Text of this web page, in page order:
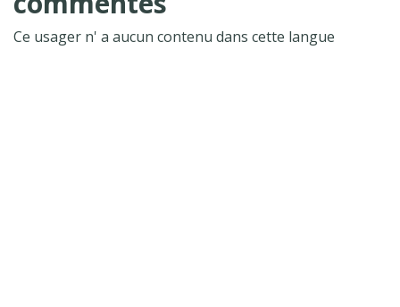
Ce usager n' a aucun contenu dans cette langue